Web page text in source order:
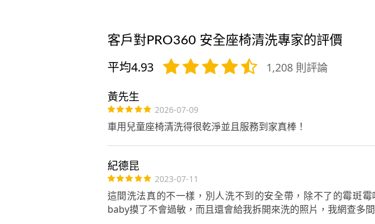
25.05全台最
BD辦公地毯
身房地毯潔
客戶對PRO360 安全座椅清洗專家的評價
平均4.93 1,208 則評論
黃先生
2026-07-09
車用兒童座椅清洗得很乾淨並且服務到家真棒！
紀德昆
2023-07-11
這間洗法真的不一樣，別人洗不到的安全帶，除不了的霉斑
baby摸了不會過敏，而且還會給我拆開來洗的照片，我網查多間